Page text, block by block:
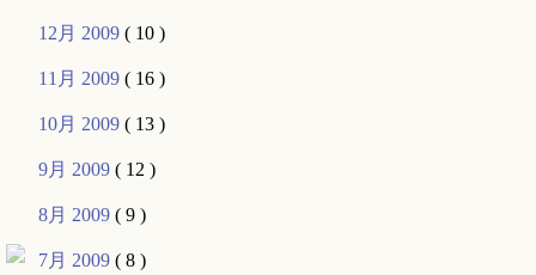
12月 2009( 10 )
11月 2009( 16 )
10月 2009( 13 )
9月 2009( 12 )
8月 2009( 9 )
7月 2009( 8 )